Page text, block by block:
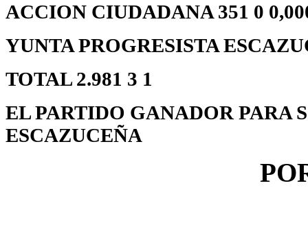
ACCION CIUDADANA 351 0
YUNTA PROGRESISTA
TOTAL 2.981 3 1
EL PARTIDO GANADOR PARA
ESCAZUCEÑA